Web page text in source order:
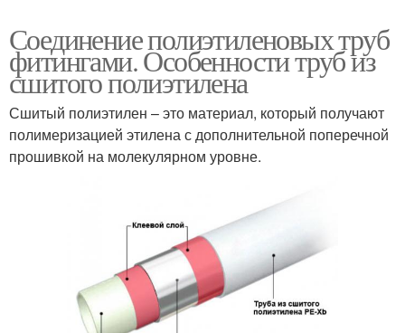
Соединение полиэтиленовых труб
фитингами. Особенности труб из
сшитого полиэтилена
Сшитый полиэтилен – это материал, который получают
полимеризацией этилена с дополнительной поперечной
прошивкой на молекулярном уровне.